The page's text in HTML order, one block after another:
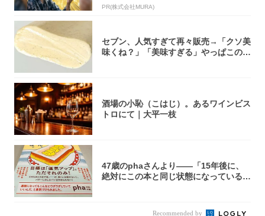
PR(株式会社MURA)
セブン、人気すぎて再々販売→「クソ美
味くね？」「美味すぎる」やっぱこのク
酒場の小恥（こはじ）。あるワインビス
トロにて｜大平一枝
47歳のphaさんより――「15年後に、
絶対にこの本と同じ状態になっている自
Recommended by